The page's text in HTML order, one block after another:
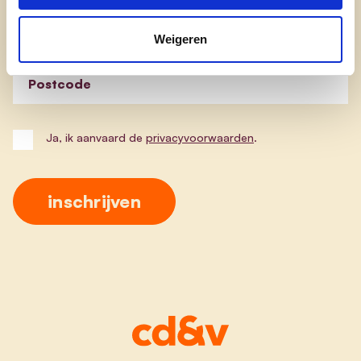
Weigeren
Postcode
Ja, ik aanvaard de privacyvoorwaarden.